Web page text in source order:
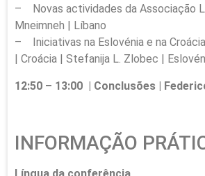
– Novas actividades da Associação
Mneimneh | Líbano
– Iniciativas na Eslovénia e na
| Croácia | Stefanija L. Zlobec |
12:50 – 13:00 | Conclusões |
INFORMAÇÃO
Língua da conferência